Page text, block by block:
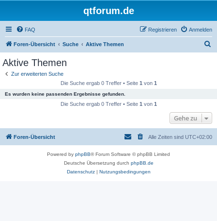
qtforum.de
FAQ Anmelden
Registrieren
Foren-Übersicht Suche Aktive Themen
Aktive Themen
Zur erweiterten Suche
Die Suche ergab 0 Treffer • Seite 1 von 1
Es wurden keine passenden Ergebnisse gefunden.
Die Suche ergab 0 Treffer • Seite 1 von 1
Gehe zu
Foren-Übersicht Alle Zeiten sind UTC+02:00
Powered by phpBB® Forum Software © phpBB Limited
Deutsche Übersetzung durch phpBB.de
Datenschutz| Nutzungsbedingungen